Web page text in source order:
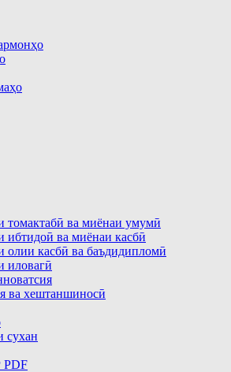
томактабӣ ва миёнаи умумӣ
ибтидоӣ ва миёнаи касбӣ
олии касбӣ ва баъдидипломӣ
иловагӣ
ва хештаншиносӣ
сухан